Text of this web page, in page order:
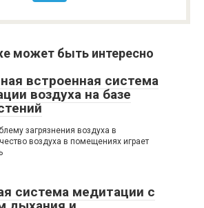
может быть интересно
встроенная система
воздуха на базе
загрязнения воздуха в
воздуха в помещениях играет
система медитации с